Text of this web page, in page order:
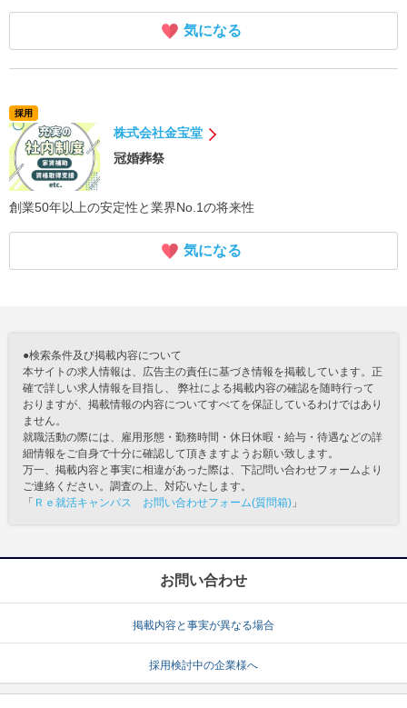
気になる
採用
株式会社金宝堂
冠婚葬祭
創業50年以上の安定性と業界No.1の将来性
気になる
●検索条件及び掲載内容について
本サイトの求人情報は、広告主の責任に基づき情報を掲載しています。正
確で詳しい求人情報を目指し、 弊社による掲載内容の確認を随時行って
おりますが、掲載情報の内容についてすべてを保証しているわけではあり
ません。
就職活動の際には、雇用形態・勤務時間・休日休暇・給与・待遇などの詳
細情報をご自身で十分に確認して頂きますようお願い致します。
万一、掲載内容と事実に相違があった際は、下記問い合わせフォームより
ご連絡ください。調査の上、対応いたします。
「 Ｒｅ就活キャンパス お問い合わせフォーム(質問箱) 」
お問い合わせ
掲載内容と事実が異なる場合
採用検討中の企業様へ